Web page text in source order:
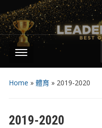
Home » 體育» 2019-2020
2019-2020